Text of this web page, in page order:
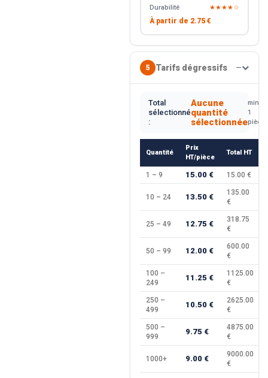
Durabilité
★★★★☆
À partir de 2.75 €
5 Tarifs dégressifs —
Total
sélectionné
:
Aucune
quantité
sélectionnée
min.
1
pièce
Quantité
Prix
HT/pièce
Total HT
1 – 9 15.00 € 15.00 €
10 – 24 13.50 €
135.00
€
25 – 49 12.75 €
318.75
€
50 – 99 12.00 €
600.00
€
100 –
249
11.25 €
1125.00
€
250 –
499
10.50 €
2625.00
€
500 –
999
9.75 €
4875.00
€
1000+ 9.00 €
9000.00
€